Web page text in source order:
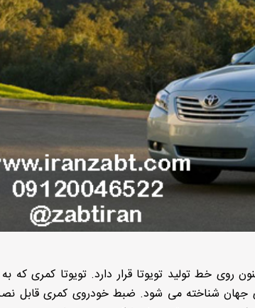
ژاپن است که از سال 1982 تاکنون روی خط تولید تویوتا قرار دارد. تویوتا کمری
جهان شناخته می شود. ضبط خودروی کمری قابل